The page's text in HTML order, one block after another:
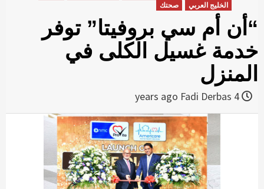
الخليج العربي
صحتك
“أن أم سي بروفيتا” توفر
خدمة غسيل الكلى في
المنزل
Fadi Derbas